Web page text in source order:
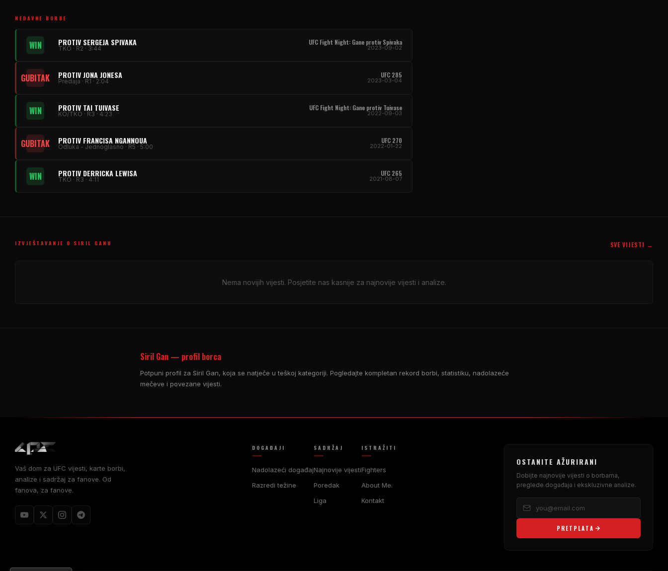
NEDAVNE BORBE
WIN PROTIV SERGEJA SPIVAKA
TKO · R2 · 3:44
UFC Fight Night: Gane protiv Spivaka
2023-09-02
GUBITAK PROTIV JONA JONESA
Predaja · R1 · 2:04
UFC 285
2023-03-04
WIN PROTIV TAI TUIVASE
KO/TKO · R3 · 4:23
UFC Fight Night: Gane protiv Tuivase
2022-09-03
GUBITAK PROTIV FRANCISA NGANNOUA
Odluka - Jednoglasno · R5 · 5:00
UFC 270
2022-01-22
WIN PROTIV DERRICKA LEWISA
TKO · R3 · 4:11
UFC 265
2021-08-07
IZVJEŠTAVANJE O SIRIL GANU SVE VIJESTI →
Nema novijih vijesti. Posjetite nas kasnije za najnovije vijesti i analize.
Siril Gan — profil borca
Potpuni profil za Siril Gan, koja se natječe u teškoj kategoriji. Pogledajte kompletan rekord borbi, statistiku, nadolazeće
mečeve i povezane vijesti.
Vaš dom za UFC vijesti, karte borbi,
analize i sadržaj za fanove. Od
fanova, za fanove.
DOGAĐAJI
Nadolazeći događaj
Razredi težine
SADRŽAJ
Najnovije vijesti
Poredak
Liga
ISTRAŽITI
Fighters
About Me.
Kontakt
OSTANITE AŽURIRANI
Dobijte najnovije vijesti o borbama,
preglede događaja i ekskluzivne analize.
PRETPLATA